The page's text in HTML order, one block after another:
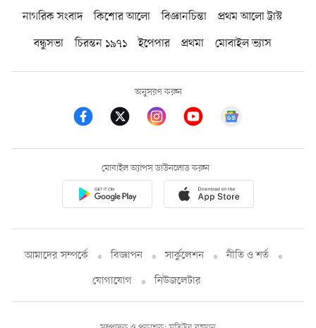
নাগরিক সংবাদ কিশোর আলো বিজ্ঞানচিন্তা
প্রথম আলো ট্রাস্ট
বন্ধুসভা
চিরন্তন ১৯৭১ ইপেপার প্রথমা মোবাইল ভ্যাস
অনুসরণ করুন
মোবাইল অ্যাপস ডাউনলোড করুন
আমাদের সম্পর্কে বিজ্ঞাপন সার্কুলেশন
নীতি ও শর্ত
যোগাযোগ
নিউজলেটার